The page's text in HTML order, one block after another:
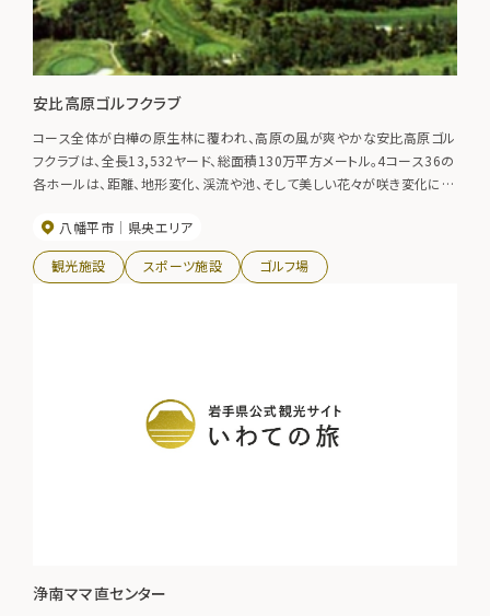
安比高原ゴルフクラブ
コース全体が白樺の原生林に覆われ、高原の風が爽やかな安比高原ゴル
フクラブは、全長13,532ヤード、総面積130万平方メートル。4コース36の
各ホールは、距離、地形変化、渓流や池、そして美しい花々が咲き変化に富
醐味を堪能できるコース。
八幡平市 県央エリア
観光施設 スポーツ施設 ゴルフ場
浄南ママ直センター